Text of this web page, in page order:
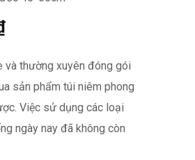
và thường xuyên đóng gói
sản phẩm túi niêm phong
Việc sử dụng các loại
ngày nay đã không còn